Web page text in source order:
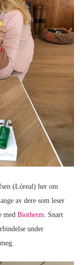
(Lóreal) her om
av dere som leser
med Biotherm. Snart
under